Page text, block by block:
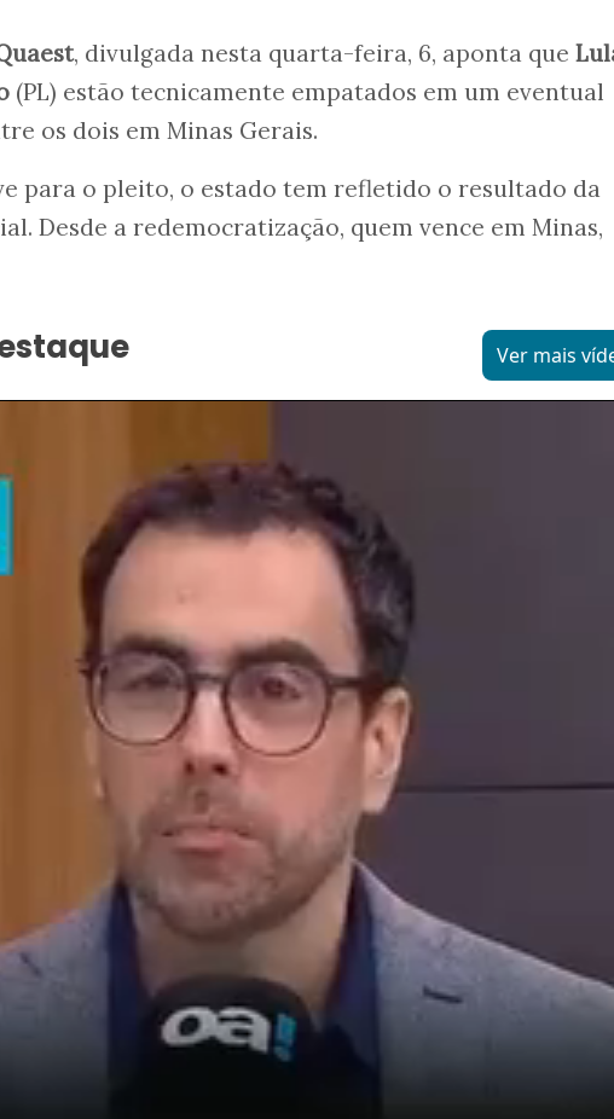
, divulgada nesta quarta-feira, 6, aponta que
(PL) estão tecnicamente empatados em um eventual
os dois em Minas Gerais.
para o pleito, o estado tem refletido o resultado da
Desde a redemocratização, quem vence em Minas,
Ver mais